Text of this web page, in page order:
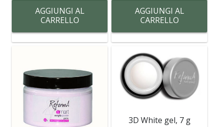
AGGIUNGI AL
CARRELLO
AGGIUNGI AL
CARRELLO
3D White gel, 7 g